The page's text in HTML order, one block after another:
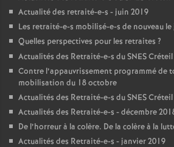
Actualité des retraité-e-s - juin 2019
Les retraité-e-s mobilisé-e-s de nouveau
Quelles perspectives pour les retraites ?
Actualités des Retraité-e-s duSNES
Contre l’appauvrissement programmé de
mobilisation du 18 octobre
Actualités des Retraité-e-s duSNES
Actualités des Retraité-e-s - décembre
De l’horreur à la colère. De la colère à la
Actualités des Retraité-e-s - janvier 2019